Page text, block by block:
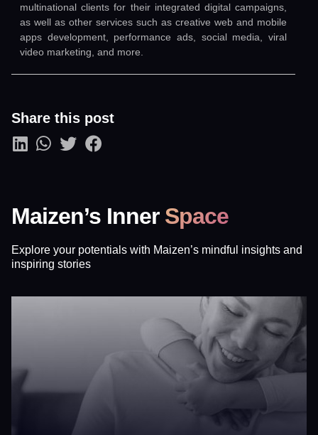
multinational clients for their integrated digital campaigns,
as well as other services such as creative web and mobile
apps development, performance ads, social media, viral
video marketing, and more.
Share this post
Maizen’s Inner Space
Explore your potentials with Maizen’s mindful insights and
inspiring stories